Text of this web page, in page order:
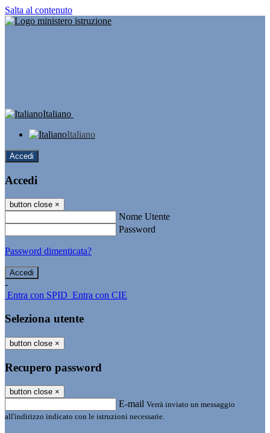
Salta al contenuto
Italiano
Italiano
Accedi
Accedi
button close ×
Nome Utente
Password
Password dimenticata?
-
Entra con SPID Entra con CIE
Seleziona utente
button close ×
Recupero password
button close ×
E-mail Verrà inviato un messaggio
all'indirizzo indicato con le istruzioni necessarie.